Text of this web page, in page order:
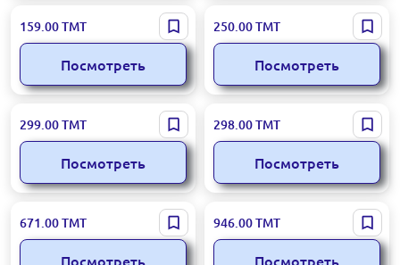
ivi
159.00ТМТ
Посмотреть
Windows
250.00ТМТ
Посмотреть
Miro
299.00ТМТ
Посмотреть
Telegram Premium
298.00ТМТ
Посмотреть
MyMiniFactory
671.00ТМТ
Посмотреть
Flair
946.00ТМТ
Посмотреть